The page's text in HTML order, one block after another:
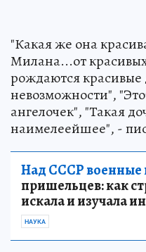
"Какая же она
Милана...от
рождаются
невозможности",
ангелочек", "Такая
наимелеейшее", -
Над СССР военные
пришельцев: как
искала и изучала
НАУКА